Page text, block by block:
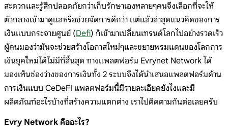
สะดวกและรู้สึกปลอดภัยกว่าเก็บรักษาเองหลายๆคนจึงเลือกที่จะให้
ตัวกลางเข้ามาดูแลหรือช่วยจัดการดีกว่า แต่แล้วล่าสุดแนวคิดของการ
เงินแบบกระจายศูนย์ (Defi) ก็เข้ามาเปลี่ยนเทรนด์โลกไปอย่างรวดเร็ว
ผู้คนมองว่ามันจะช่วยสร้างโอกาสใหม่ๆและขยายพรมแดนของโลกการ
เงินยุคใหม่ได้ไม่มีที่สิ้นสุด ทางแพลตฟอร์ม Evrynet Network ได้
มองเห็นช่องว่างของการเงินทั้ง 2 ระบบจึงได้นำเสนอแพลตฟอร์มด้าน
การเงินแบบ CeDeFI แพลตฟอร์มนี้มีรายละเอียดยังไงและมี
ผลิตภัณฑ์อะไรบ้างที่สร้างความแตกต่าง เราไปติดตามกันต่อเลยครับ
Evry Network คืออะไร?